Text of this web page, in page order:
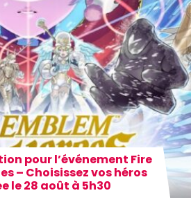
pour l’événement Fire
– Choisissez vos héros
le 28 août à 5h30